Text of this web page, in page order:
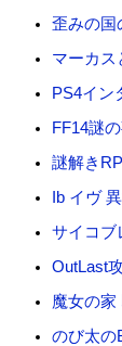
歪みの国
マーカス
PS4イン
FF14謎
謎解き
Ib イヴ
サイコブ
OutLast
魔女の家
のび太の